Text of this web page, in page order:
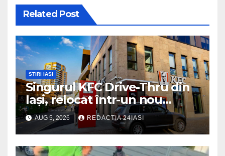
Related Post
STIRI IASI
Singurul KFC Drive-Thru din
Iași, relocat într-un nou
spaţiu din Palas, cu peste
400 mp la interior și servicii
disponibile non-stop
AUG 5, 2026 REDACTIA 24IASI